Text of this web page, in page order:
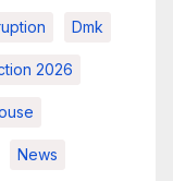
Dmk
2026
News